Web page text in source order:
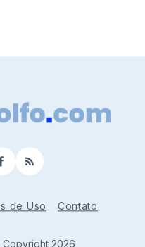
Facebook
RSS
de Uso Contato
2026